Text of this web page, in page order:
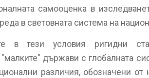
самооценка в
в световната система на
в тези условия ригидни
държави с глобалната
различия, обозначени от